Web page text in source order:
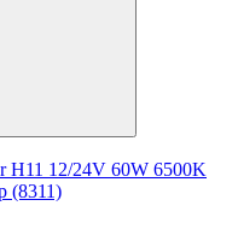
H11 12/24V 60W 6500K
(8311)